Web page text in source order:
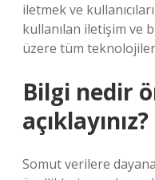
iletmek ve
kullanılan iletişim ve
üzere tüm
Bilgi nedir
açıklayınız?
Somut verilere